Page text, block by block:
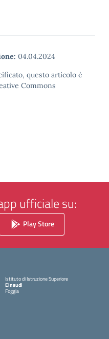
04.04.2024
questo articolo è
Commons
ufficiale su:
Play Store
Istituto di Istruzione Superiore
Einaudi
Foggia
— Visita la pagina iniziale della scuola